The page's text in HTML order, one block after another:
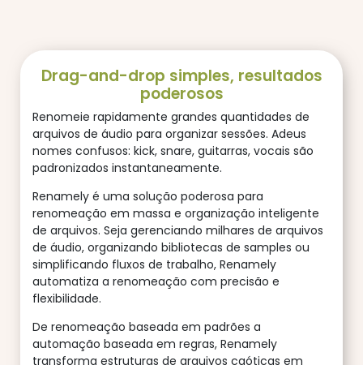
Drag-and-drop simples, resultados
poderosos
Renomeie rapidamente grandes quantidades de
arquivos de áudio para organizar sessões. Adeus
nomes confusos: kick, snare, guitarras, vocais são
padronizados instantaneamente.
Renamely é uma solução poderosa para
renomeação em massa e organização inteligente
de arquivos. Seja gerenciando milhares de arquivos
de áudio, organizando bibliotecas de samples ou
simplificando fluxos de trabalho, Renamely
automatiza a renomeação com precisão e
flexibilidade.
De renomeação baseada em padrões a
automação baseada em regras, Renamely
transforma estruturas de arquivos caóticas em